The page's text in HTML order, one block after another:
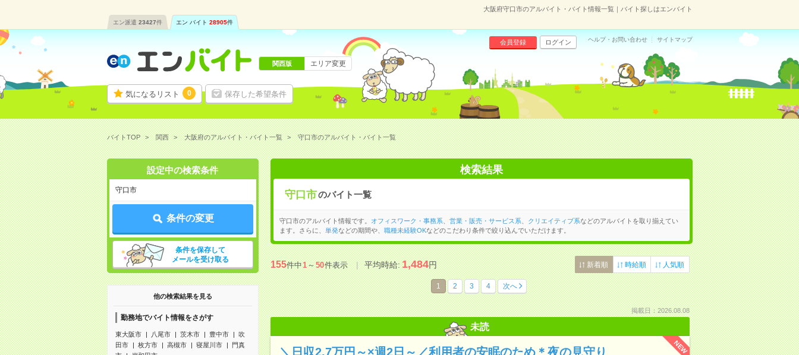
大阪府守口市のアルバイト・バイト情報一覧｜バイト探しはエンバイト
エン派遣 23427件 エン バイト 28905件
気になるリスト 0 保存した希望条件
会員登録 ログイン ヘルプ・お問い合わせ サイトマップ
関西版 エリア変更
バイトTOP 関西 大阪府のアルバイト・バイト一覧 守口市のアルバイト・バイト一覧
設定中の検索条件
守口市
条件の変更
条件を保存して
メールを受け取る
他の検索結果を見る
勤務地でバイト情報をさがす
東大阪市 八尾市 茨木市 豊中市
吹
田市
枚方市 高槻市 寝屋川市
門真
検索結果
守口市のバイト一覧
守口市のアルバイト情報です。 オフィスワーク・事務系 営業・販売・サービス系 クリエイティブ系などのアルバイトを取り揃えてい
ます。さらに、
単発などの期間や、 職種未経験OKなどのこだわり条件で絞り込んでいただけます。
155件中1～50件表示 平均時給:1,484円 新着順 時給順 人気順
1 2 3 4 次へ
掲載日：2026.08.08
未読
NEW
＼日収2.7万円～×週2日～／利用者の安眠のため＊夜の見守り